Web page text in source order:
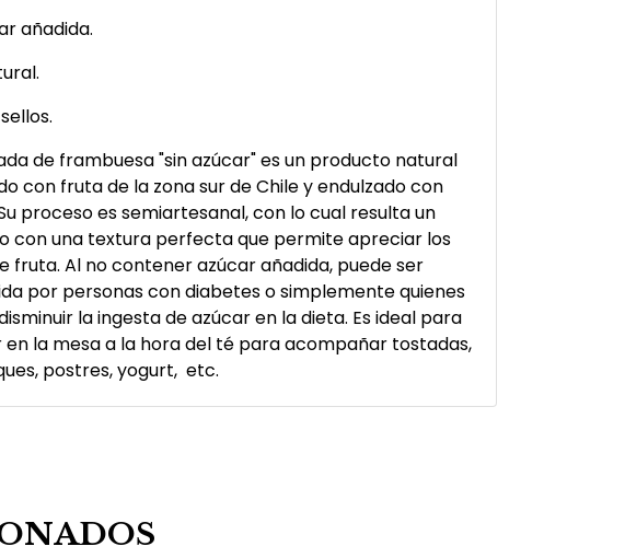
añadida.
de frambuesa "sin azúcar" es un producto natural
con fruta de la zona sur de Chile y endulzado con
proceso es semiartesanal, con lo cual resulta un
con una textura perfecta que permite apreciar los
fruta. Al no contener azúcar añadida, puede ser
por personas con diabetes o simplemente quienes
la ingesta de azúcar en la dieta. Es ideal para
la mesa a la hora del té para acompañar tostadas,
postres, yogurt, etc.